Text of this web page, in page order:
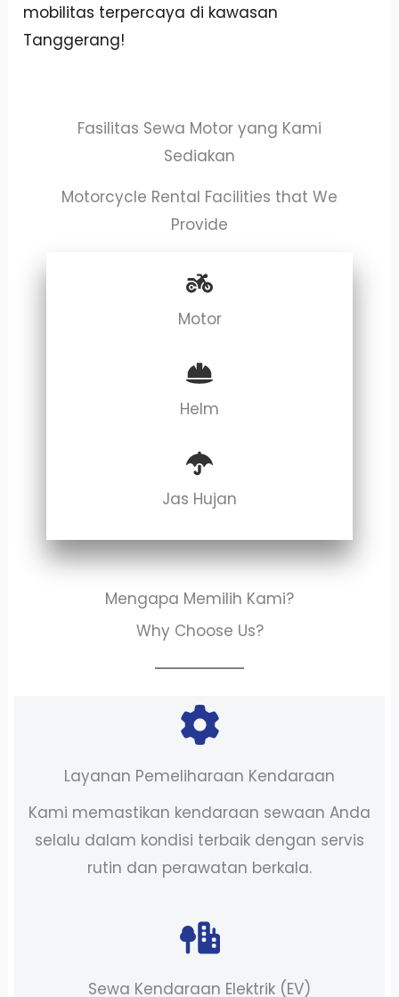
mobilitas terpercaya di kawasan
Tanggerang!
Fasilitas Sewa Motor yang Kami
Sediakan
Motorcycle Rental Facilities that We
Provide
Motor
Helm
Jas Hujan
Mengapa Memilih Kami?
Why Choose Us?
Layanan Pemeliharaan Kendaraan
Kami memastikan kendaraan sewaan Anda
selalu dalam kondisi terbaik dengan servis
rutin dan perawatan berkala.
Sewa Kendaraan Elektrik (EV)